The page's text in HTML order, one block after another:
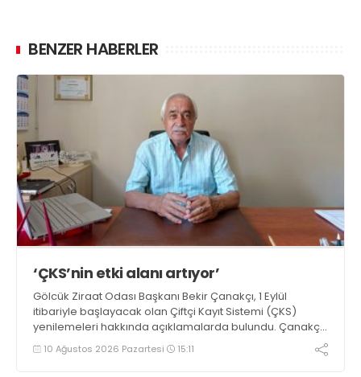
BENZER HABERLER
‘ÇKS’nin etki alanı artıyor’
Gölcük Ziraat Odası Başkanı Bekir Çanakçı, 1 Eylül
itibariyle başlayacak olan Çiftçi Kayıt Sistemi (ÇKS)
yenilemeleri hakkında açıklamalarda bulundu. Çanakçı,
“Çiftçi Kayıt Sistemi formatı, yaygınlaşması ve etki alanı
her yıl artarak devam etmektedir” dedi
10 Ağustos 2026 Pazartesi 15:11